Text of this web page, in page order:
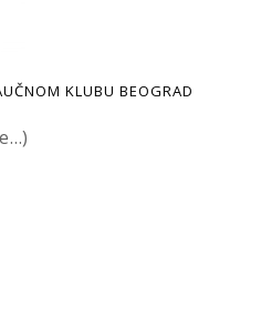
KLUBU BEOGRAD